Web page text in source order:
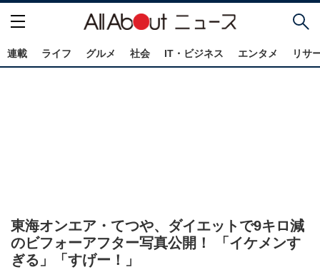
連載 ライフ グルメ 社会 IT・ビジネス エンタメ リサ
東海オンエア・てつや、ダイエットで9キロ減
のビフォーアフター写真公開！ 「イケメンす
ぎる」「すげー！」